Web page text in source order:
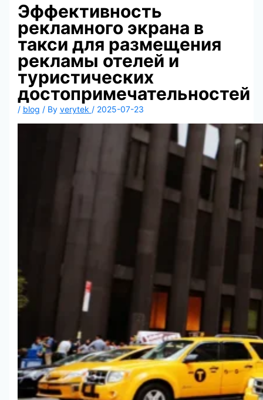
Эффективность
рекламного экрана в
такси для размещения
рекламы отелей и
туристических
достопримечательностей
/ blog / By verytek / 2025-07-23